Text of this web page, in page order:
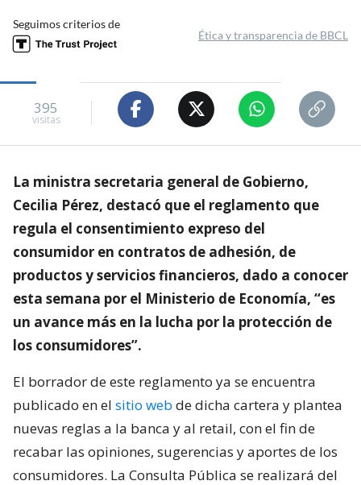
Seguimos criterios de
Ética y transparencia de BBCL
395
visitas
La ministra secretaria general de Gobierno,
Cecilia Pérez, destacó que el reglamento que
regula el consentimiento expreso del
consumidor en contratos de adhesión, de
productos y servicios financieros, dado a conocer
esta semana por el Ministerio de Economía, “es
un avance más en la lucha por la protección de
los consumidores”.
El borrador de este reglamento ya se encuentra
publicado en el sitio web de dicha cartera y plantea
nuevas reglas a la banca y al retail, con el fin de
recabar las opiniones, sugerencias y aportes de los
consumidores. La Consulta Pública se realizará del